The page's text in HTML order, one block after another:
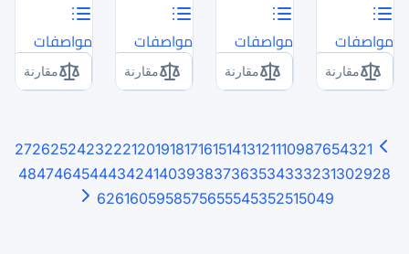
مواصفات
مقارنة
مواصفات
مقارنة
16
17
18
19
20
21
22
23
24
25
26
27
38
39
40
41
42
43
44
45
46
47
48
59
60
61
62